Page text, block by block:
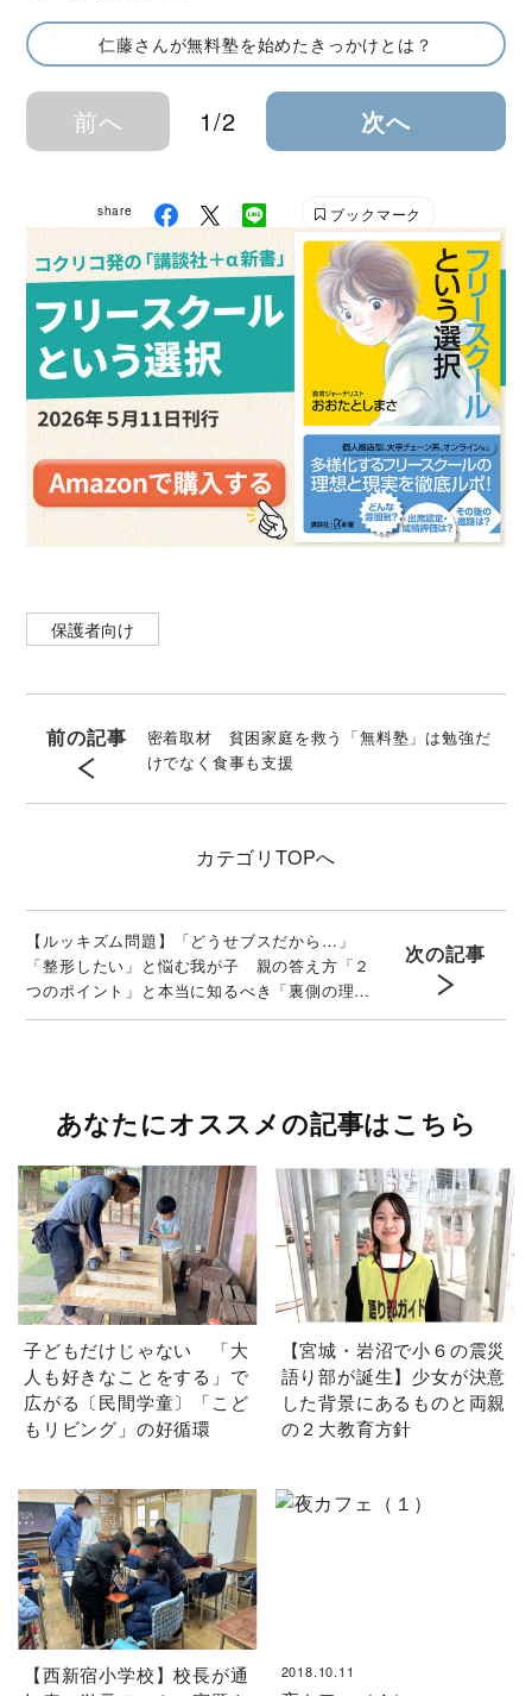
仁藤さんが無料塾を始めたきっかけとは？
前へ 1/2 次へ
share ブックマーク
保護者向け
前の記事
密着取材 貧困家庭を救う「無料塾」は勉強だ
けでなく食事も支援
カテゴリ TOPへ
【ルッキズム問題】「どうせブスだから…」
「整形したい」と悩む我が子 親の答え方「２
つのポイント」と本当に知るべき「裏側の理
由」
次の記事
あなたにオススメの記事はこちら
子どもだけじゃない 「大
人も好きなことをする」で
広がる〔民間学童〕「こど
もリビング」の好循環
【宮城・岩沼で小６の震災
語り部が誕生】少女が決意
した背景にあるものと両親
の２大教育方針
【西新宿小学校】校長が通
2018.10.11